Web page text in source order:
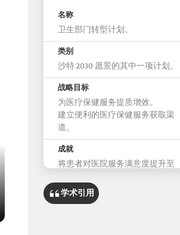
名称
卫生部门转型计划。
类别
沙特 2030 愿景的其中一项计划。
战略目标
为医疗保健服务提质增效。
建立便利的医疗保健服务获取渠
道。
成就
将患者对医院服务满意度提升至
节省提供医疗保健服务所需时间。
推出 SEHA 线上医院。
学术引用